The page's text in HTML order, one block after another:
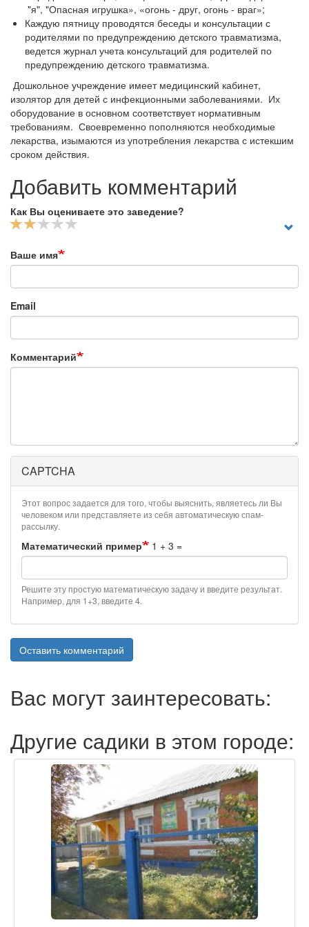
"я", "Опасная игрушка», «огонь - друг, огонь - враг»;
Каждую пятницу проводятся беседы и консультации с
родителями по предупреждению детского травматизма,
ведется журнал учета консультаций для родителей по
предупреждению детского травматизма.
Дошкольное учреждение имеет медицинский кабинет,
изолятор для детей с инфекционными заболеваниями. Их
оборудование в основном соответствует нормативным
требованиям. Своевременно пополняются необходимые
лекарства, изымаются из употребления лекарства с истекшим
сроком действия.
Добавить комментарий
Как Вы оцениваете это заведение?
Ваше имя
Email
Комментарий
CAPTCHA
Этот вопрос задается для того, чтобы выяснить, являетесь ли Вы
человеком или представляете из себя автоматическую спам-
рассылку.
Математический пример 1 + 3 =
Решите эту простую математическую задачу и введите результат.
Например, для 1+3, введите 4.
Оставить комментарий
Вас могут заинтересовать:
Другие садики в этом городе: